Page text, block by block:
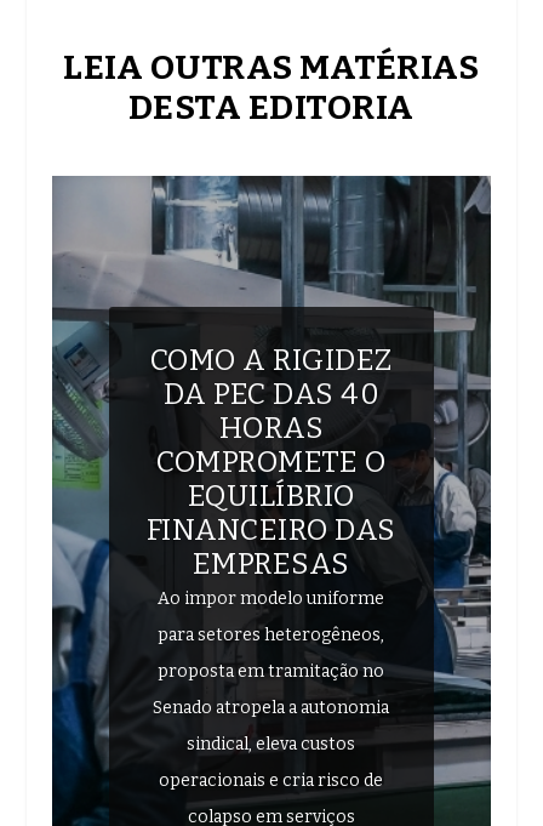
LEIA OUTRAS MATÉRIAS
DESTA EDITORIA
COMO A RIGIDEZ
DA PEC DAS 40
HORAS
COMPROMETE O
EQUILÍBRIO
FINANCEIRO DAS
EMPRESAS
Ao impor modelo uniforme
para setores heterogêneos,
proposta em tramitação no
Senado atropela a autonomia
sindical, eleva custos
operacionais e cria risco de
colapso em serviços